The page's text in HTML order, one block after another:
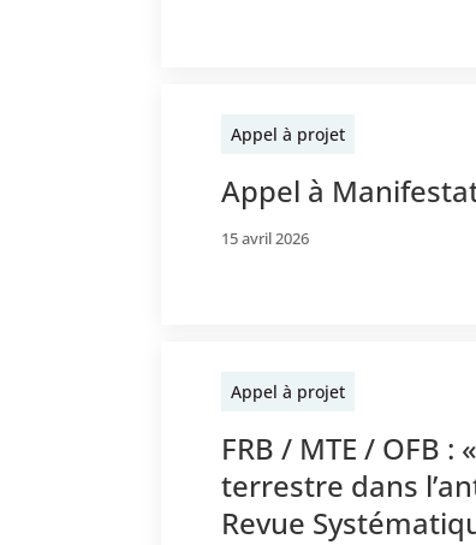
Appel à projet
Appel à
15 avril 2026
Appel à projet
FRB / MTE / OFB
terrestre dans
Revue